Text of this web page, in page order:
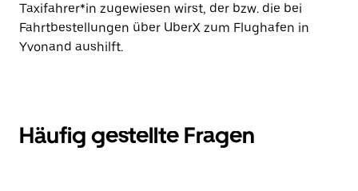
Taxifahrer*in zugewiesen wirst, der bzw. die bei
Fahrtbestellungen über UberX zum Flughafen in
Yvonand aushilft.
Häufig gestellte Fragen